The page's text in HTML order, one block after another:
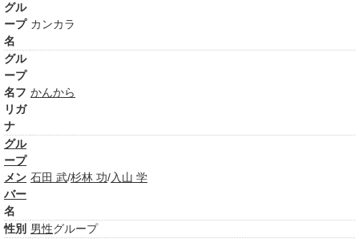
グル
ープ
名
カンカラ
グル
ープ
名フ
リガ
ナ
かんから
グル
ープ
メン
バー
名
石田 武/杉林 功/入山 学
性別 男性グループ